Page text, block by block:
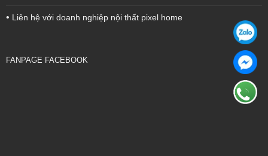
• Liên hệ với doanh nghiệp nội thất pixel home
FANPAGE FACEBOOK